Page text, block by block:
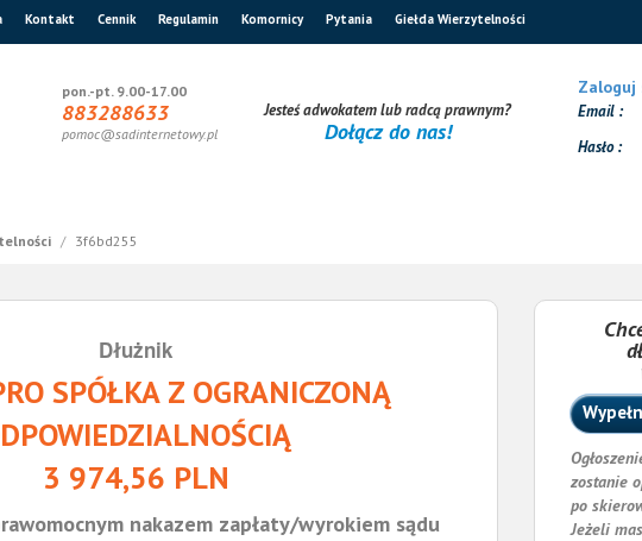
Kontakt Cennik Regulamin Komornicy Pytania Giełda Wierzytelności
pon.-pt. 9.00-17.00
883288633
pomoc@sadinternetowy.pl
Jesteś adwokatem lub radcą prawnym?
Dołącz do nas!
Zaloguj
Email
Hasło
/ 3f6bd255
Dłużnik
SPÓŁKA Z OGRANICZONĄ
3 974,56 PLN
nakazem zapłaty/wyrokiem sądu
zostanie
po
Jeżeli